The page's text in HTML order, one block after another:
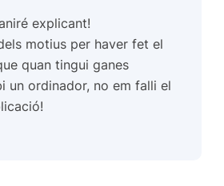
explicant!
motius per haver fet el
quan tingui ganes
un ordinador, no em falli el